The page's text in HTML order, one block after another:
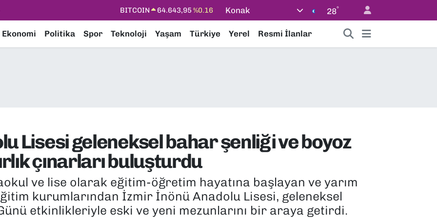
DOLAR 47,6006%0.06
STERLİN
64,2398%0.2
Konak 28°
Ekonomi Politika Spor Teknoloji Yaşam Türkiye Yerel Resmi İlanlar
Lisesi geleneksel bahar şenliği ve boyoz
çınarları buluşturdu
ve lise olarak eğitim-öğretim hayatına başlayan ve yarım
kurumlarından İzmir İnönü Anadolu Lisesi, geleneksel
etkinlikleriyle eski ve yeni mezunlarını bir araya getirdi.